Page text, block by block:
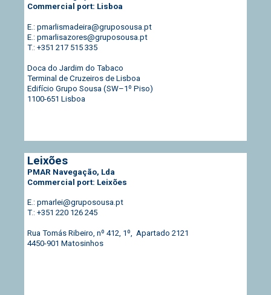
Commercial port: Lisboa
E.: pmarlismadeira@gruposousa.pt
E.: pmarlisazores@gruposousa.pt
T.: +351 217 515 335
Doca do Jardim do Tabaco
Terminal de Cruzeiros de Lisboa
Edifício Grupo Sousa (SW–1º Piso)
1100-651 Lisboa
Leixões
PMAR Navegação, Lda
Commercial port: Leixões
E.: pmarlei@gruposousa.pt
T.: +351 220 126 245
Rua Tomás Ribeiro, nº 412, 1º, Apartado 2121
4450-901 Matosinhos